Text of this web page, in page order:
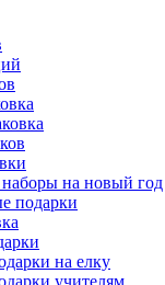
на новый год
подарки
на елку
учителям